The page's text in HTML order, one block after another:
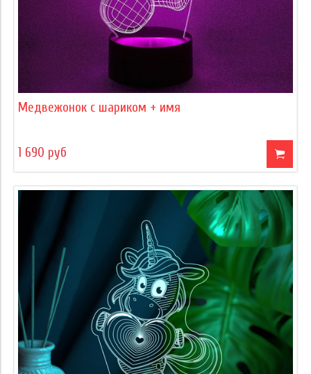
Медвежонок с шариком + имя
1 690 руб